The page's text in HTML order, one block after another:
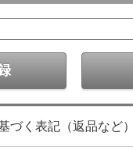
づく表記（返品など）